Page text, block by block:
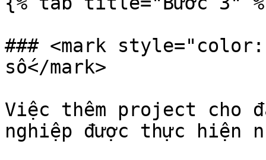
### <mark
số</mark>
Việc thêm project cho
nghiệp được thực hiện